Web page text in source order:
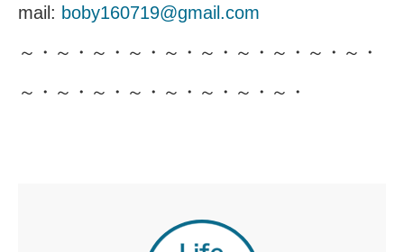
mail: boby160719@gmail.com
～・～・～・～・～・～・～・～・～・～・
～・～・～・～・～・～・～・～・